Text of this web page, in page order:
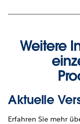
Weitere
Aktuelle
Erfahren Sie mehr